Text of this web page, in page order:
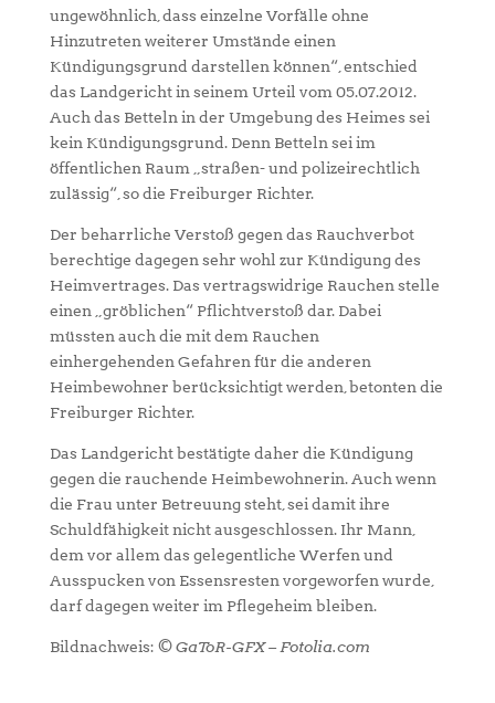
ungewöhnlich, dass einzelne Vorfälle ohne
Hinzutreten weiterer Umstände einen
Kündigungsgrund darstellen können“, entschied
das Landgericht in seinem Urteil vom 05.07.2012.
Auch das Betteln in der Umgebung des Heimes sei
kein Kündigungsgrund. Denn Betteln sei im
öffentlichen Raum „straßen- und polizeirechtlich
zulässig“, so die Freiburger Richter.
Der beharrliche Verstoß gegen das Rauchverbot
berechtige dagegen sehr wohl zur Kündigung des
Heimvertrages. Das vertragswidrige Rauchen stelle
einen „gröblichen“ Pflichtverstoß dar. Dabei
müssten auch die mit dem Rauchen
einhergehenden Gefahren für die anderen
Heimbewohner berücksichtigt werden, betonten die
Freiburger Richter.
Das Landgericht bestätigte daher die Kündigung
gegen die rauchende Heimbewohnerin. Auch wenn
die Frau unter Betreuung steht, sei damit ihre
Schuldfähigkeit nicht ausgeschlossen. Ihr Mann,
dem vor allem das gelegentliche Werfen und
Ausspucken von Essensresten vorgeworfen wurde,
darf dagegen weiter im Pflegeheim bleiben.
Bildnachweis: © GaToR-GFX – Fotolia.com